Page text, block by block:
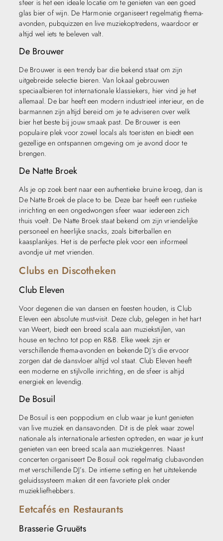
sfeer is het een ideale locatie om te genieten van een goed
glas bier of wijn. De Harmonie organiseert regelmatig thema-
avonden, pubquizzen en live muziekoptredens, waardoor er
altijd wel iets te beleven valt.
De Brouwer
De Brouwer is een trendy bar die bekend staat om zijn
uitgebreide selectie bieren. Van lokaal gebrouwen
speciaalbieren tot internationale klassiekers, hier vind je het
allemaal. De bar heeft een modern industrieel interieur, en de
barmannen zijn altijd bereid om je te adviseren over welk
bier het beste bij jouw smaak past. De Brouwer is een
populaire plek voor zowel locals als toeristen en biedt een
gezellige en ontspannen omgeving om je avond door te
brengen.
De Natte Broek
Als je op zoek bent naar een authentieke bruine kroeg, dan is
De Natte Broek de place to be. Deze bar heeft een rustieke
inrichting en een ongedwongen sfeer waar iedereen zich
thuis voelt. De Natte Broek staat bekend om zijn vriendelijke
personeel en heerlijke snacks, zoals bitterballen en
kaasplankjes. Het is de perfecte plek voor een informeel
avondje uit met vrienden.
Clubs en Discotheken
Club Eleven
Voor degenen die van dansen en feesten houden, is Club
Eleven een absolute must-visit. Deze club, gelegen in het hart
van Weert, biedt een breed scala aan muziekstijlen, van
house en techno tot pop en R&B. Elke week zijn er
verschillende thema-avonden en bekende DJ’s die ervoor
zorgen dat de dansvloer altijd vol staat. Club Eleven heeft
een moderne en stijlvolle inrichting, en de sfeer is altijd
energiek en levendig.
De Bosuil
De Bosuil is een poppodium en club waar je kunt genieten
van live muziek en dansavonden. Dit is de plek waar zowel
nationale als internationale artiesten optreden, en waar je kunt
genieten van een breed scala aan muziekgenres. Naast
concerten organiseert De Bosuil ook regelmatig clubavonden
met verschillende DJ’s. De intieme setting en het uitstekende
geluidssysteem maken dit een favoriete plek onder
muziekliefhebbers.
Eetcafés en Restaurants
Brasserie Gruuëts